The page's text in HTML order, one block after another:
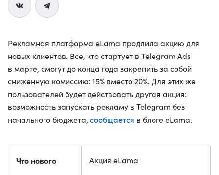
Рекламная платформа eLama продлила акцию для
новых клиентов. Все, кто стартует в Telegram Ads
в марте, смогут до конца года закрепить за собой
сниженную комиссию: 15% вместо 20%. Для этих же
пользователей будет действовать другая акция:
возможность запускать рекламу в Telegram без
начального бюджета, сообщается в блоге eLama.
Что нового Акция eLama